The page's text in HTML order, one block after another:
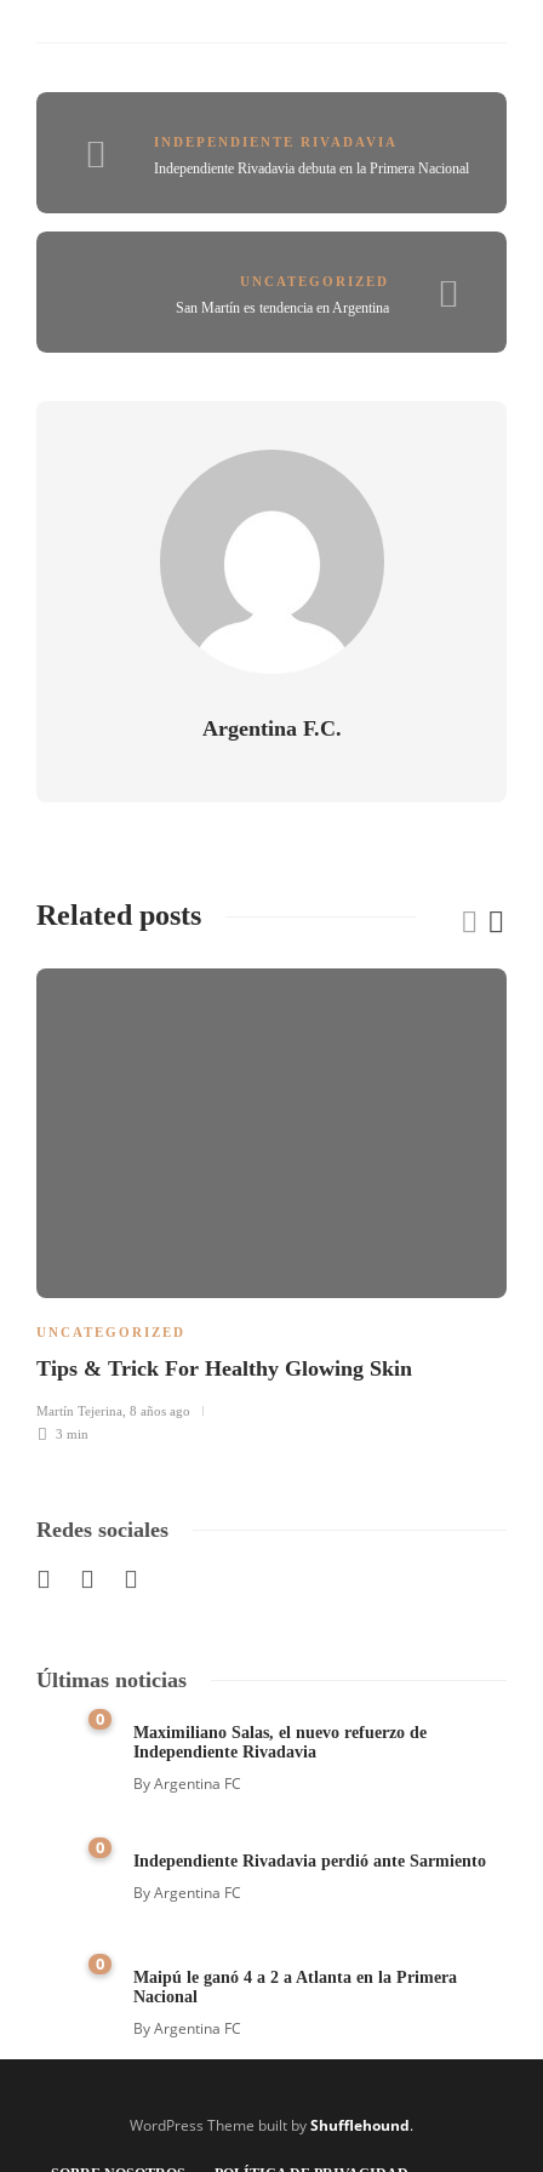
INDEPENDIENTE RIVADAVIA
Independiente Rivadavia debuta en la Primera Nacional
UNCATEGORIZED
San Martín es tendencia en Argentina
Argentina F.C.
Related posts
UNCATEGORIZED
Tips & Trick For Healthy Glowing Skin
Martín Tejerina 8 años ago
3 min
Redes sociales
Últimas noticias
0
Maximiliano Salas, el nuevo refuerzo de
Independiente Rivadavia
ByArgentina FC
0
Independiente Rivadavia perdió ante Sarmiento
ByArgentina FC
0
Maipú le ganó 4 a 2 a Atlanta en la Primera
Nacional
ByArgentina FC
WordPress Theme built byShufflehound.